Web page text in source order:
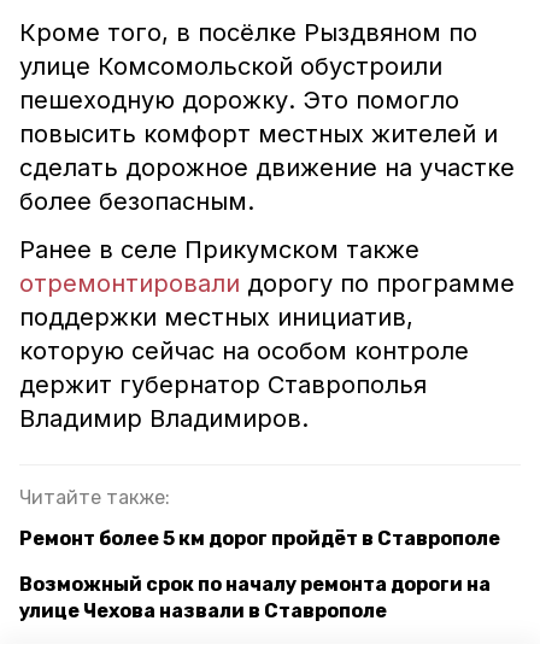
Кроме того, в посёлке Рыздвяном по
улице Комсомольской обустроили
пешеходную дорожку. Это помогло
повысить комфорт местных жителей и
сделать дорожное движение на участке
более безопасным.
Ранее в селе Прикумском также
отремонтировали дорогу по программе
поддержки местных инициатив,
которую сейчас на особом контроле
держит губернатор Ставрополья
Владимир Владимиров.
Читайте также:
Ремонт более 5 км дорог пройдёт в Ставрополе
Возможный срок по началу ремонта дороги на
улице Чехова назвали в Ставрополе